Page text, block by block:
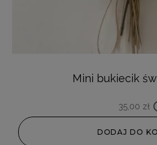
Mini bukiecik
35,00 zł
DODAJ DO